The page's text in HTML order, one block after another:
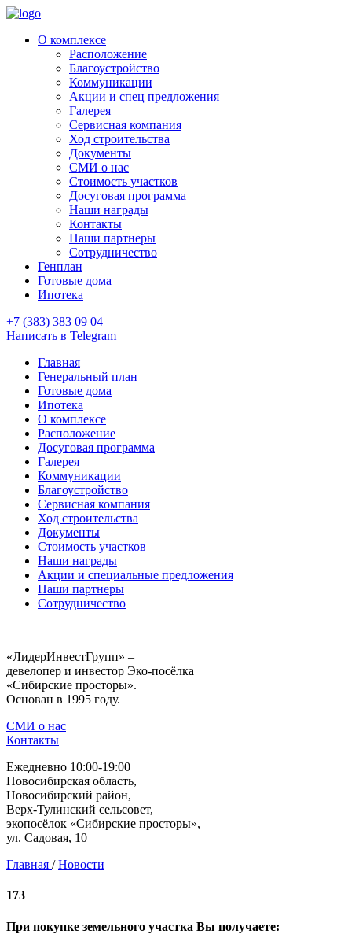
О комплексе
Расположение
Благоустройство
Коммуникации
Акции и спец предложения
Галерея
Сервисная компания
Ход строительства
Документы
СМИ о нас
Стоимость участков
Досуговая программа
Наши награды
Контакты
Наши партнеры
Сотрудничество
Генплан
Готовые дома
Ипотека
+7 (383) 383 09 04
Написать в Telegram
Главная
Генеральный план
Готовые дома
Ипотека
О комплексе
Расположение
Досуговая программа
Галерея
Коммуникации
Благоустройство
Сервисная компания
Ход строительства
Документы
Стоимость участков
Наши награды
Акции и специальные предложения
Наши партнеры
Сотрудничество
«ЛидерИнвестГрупп» –
девелопер и инвестор Эко-посёлка
«Сибирские просторы».
Основан в 1995 году.
СМИ о нас
Контакты
Ежедневно 10:00-19:00
Новосибирская область,
Новосибирский район,
Верх-Тулинский сельсовет,
экопосёлок «Сибирские просторы»,
ул. Садовая, 10
Главная / Новости
173
При покупке земельного участка Вы получаете: